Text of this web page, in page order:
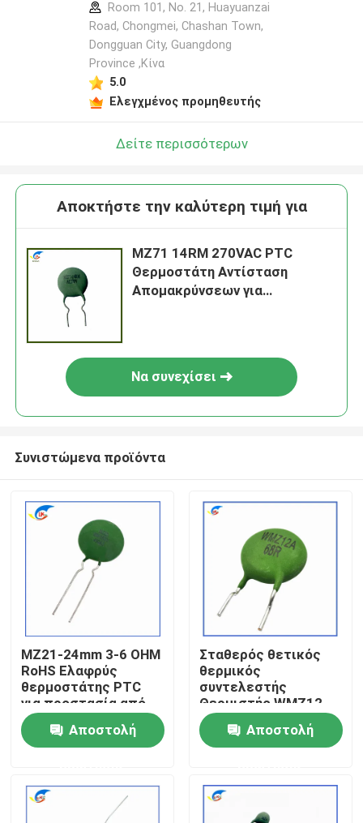
Σπίτι
Room 101, No. 21, Huayuanzai
Road, Chongmei, Chashan Town,
Dongguan City, Guangdong
Province ,Κίνα
5.0
Ελεγχμένος προμηθευτής
Δείτε περισσότερων
Αποκτήστε την καλύτερη τιμή για
MZ71 14RM 270VAC PTC
Θερμοστάτη Αντίσταση
Απομακρύνσεων για
Να συνεχίσει
Συνιστώμενα προϊόντα
MZ21-24mm 3-6 OHM
RoHS Ελαφρύς
θερμοστάτης PTC
για προστασία από
υπερεύματα
Σταθερός θετικός
θερμικός
Αποστολή
Σταθερός θετικός
θερμικός
συντελεστής
Θερμιστής WMZ12-
85BHV151NRoHS για
προστασία από
υπερεύματα
συμβατός με το RoHS
Αποστολή